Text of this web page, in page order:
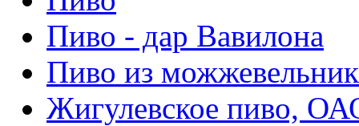
Пиво - дар Вавилона
Пиво из
Жигулевское пиво,